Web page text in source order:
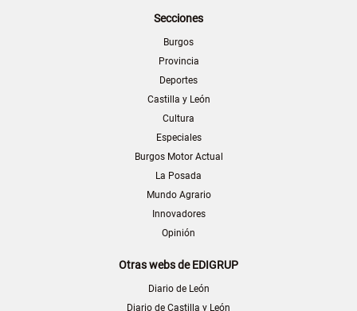
Secciones
Burgos
Provincia
Deportes
Castilla y León
Cultura
Especiales
Burgos Motor Actual
La Posada
Mundo Agrario
Innovadores
Opinión
Otras webs de EDIGRUP
Diario de León
Diario de Castilla y León